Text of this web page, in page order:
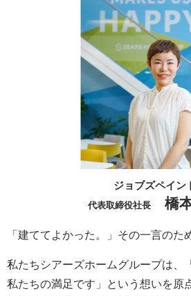
ジョブズペイン
代表取締役社長 橋
「建ててよかった。」その一言のた
私たちシアーズホームグループは、
私たちの満足です」という想いを原